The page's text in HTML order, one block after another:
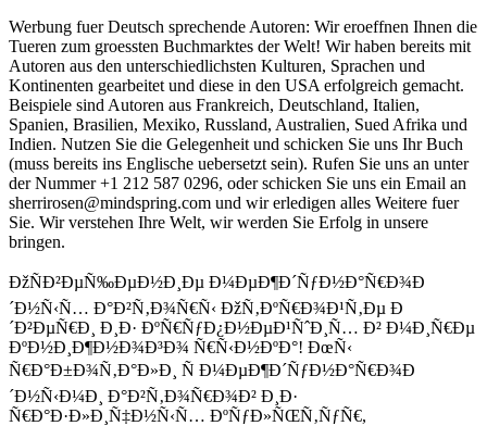
Werbung fuer Deutsch sprechende Autoren: Wir eroeffnen Ihnen die
Tueren zum groessten Buchmarktes der Welt! Wir haben bereits mit
Autoren aus den unterschiedlichsten Kulturen, Sprachen und
Kontinenten gearbeitet und diese in den USA erfolgreich gemacht.
Beispiele sind Autoren aus Frankreich, Deutschland, Italien,
Spanien, Brasilien, Mexiko, Russland, Australien, Sued Afrika und
Indien. Nutzen Sie die Gelegenheit und schicken Sie uns Ihr Buch
(muss bereits ins Englische uebersetzt sein). Rufen Sie uns an unter
der Nummer +1 212 587 0296, oder schicken Sie uns ein Email an
sherrirosen@mindspring.com und wir erledigen alles Weitere fuer
Sie. Wir verstehen Ihre Welt, wir werden Sie Erfolg in unsere
bringen.
ÐžÑÐ²ÐµÑ‰ÐµÐ½Ð¸Ðµ Ð¼ÐµÐ¶Ð´ÑƒÐ½Ð°Ñ€Ð¾Ð
´Ð½Ñ‹Ñ… Ð°Ð²Ñ‚Ð¾Ñ€Ñ‹ ÐžÑ‚ÐºÑ€Ð¾Ð¹Ñ‚Ðµ Ð
´Ð²ÐµÑ€Ð¸ Ð¸Ð· ÐºÑ€ÑƒÐ¿Ð½ÐµÐ¹ÑˆÐ¸Ñ… Ð² Ð¼Ð¸Ñ€Ðµ
ÐºÐ½Ð¸Ð¶Ð½Ð¾Ð³Ð¾ Ñ€Ñ‹Ð½ÐºÐ°! ÐœÑ‹
Ñ€Ð°Ð±Ð¾Ñ‚Ð°Ð»Ð¸ Ñ Ð¼ÐµÐ¶Ð´ÑƒÐ½Ð°Ñ€Ð¾Ð
´Ð½Ñ‹Ð¼Ð¸ Ð°Ð²Ñ‚Ð¾Ñ€Ð¾Ð² Ð¸Ð·
Ñ€Ð°Ð·Ð»Ð¸Ñ‡Ð½Ñ‹Ñ… ÐºÑƒÐ»ÑŒÑ‚ÑƒÑ€,